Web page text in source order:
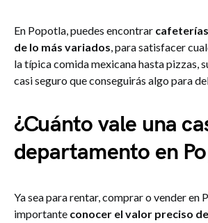
En Popotla, puedes encontrar
de lo más variados, para satisfacer
la típica comida mexicana hasta pizzas,
casi seguro que conseguirás algo para
¿Cuánto vale una
departamento en
Ya sea para rentar, comprar o vender en
importante conocer el valor preciso